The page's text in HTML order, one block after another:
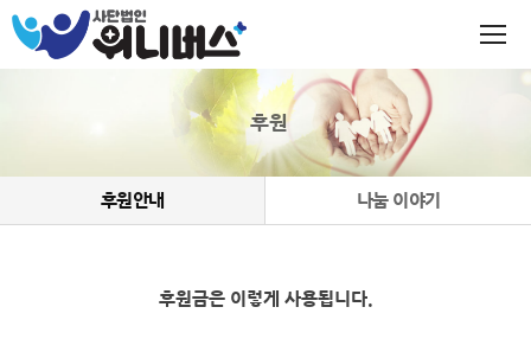
후원
후원안내 나눔 이야기
후원금은 이렇게 사용됩니다.